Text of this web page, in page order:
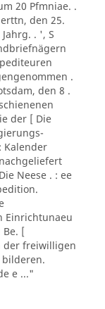
20 Pfmniae. .
den 25.
. ', S
.
den 8 .
der [ Die
Kalender
Neese . : ee
Einrichtunaeu
[
der freiwilligen
e ..."